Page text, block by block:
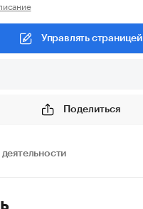
Управлять страницей
Поделиться